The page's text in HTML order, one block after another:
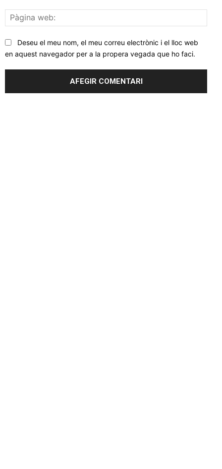
web:
Deseu el meu nom, el meu correu electrònic i el lloc web
en aquest navegador per a la propera vegada que ho faci.